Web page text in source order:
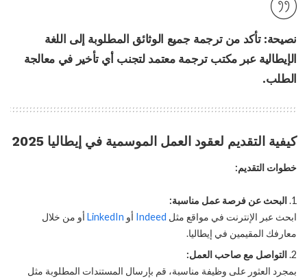
نصيحة: تأكد من ترجمة جميع الوثائق المطلوبة إلى اللغة
الإيطالية عبر مكتب ترجمة معتمد لتجنب أي تأخير في معالجة
الطلب.
كيفية التقديم لعقود العمل الموسمية في إيطاليا 2025
خطوات التقديم:
البحث عن فرصة عمل مناسبة:
ابحث عبر الإنترنت في مواقع مثل Indeed أو LinkedIn أو من خلال
معارفك المقيمين في إيطاليا.
التواصل مع صاحب العمل:
بمجرد العثور على وظيفة مناسبة، قم بإرسال المستندات المطلوبة مثل